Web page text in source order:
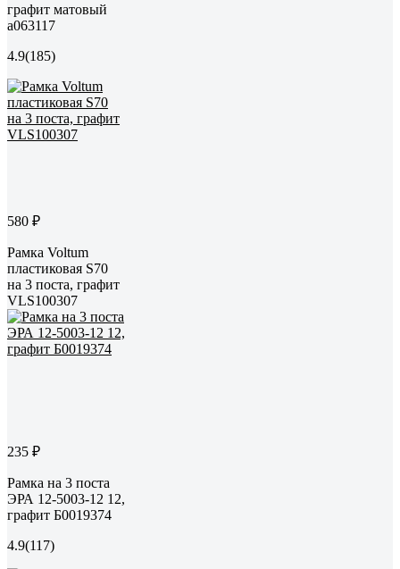
графит матовый
a063117
4.9(185)
580 ₽
Рамка Voltum
пластиковая S70
на 3 поста, графит
VLS100307
235 ₽
Рамка на 3 поста
ЭРА 12-5003-12 12,
графит Б0019374
4.9(117)